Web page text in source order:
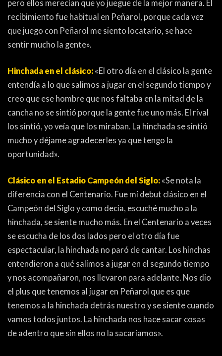
pero ellos merecían que yo juegue de la mejor manera. El
recibimiento fue habitual en Peñarol, porque cada vez
que juego con Peñarol me siento locatario, se hace
sentir mucho la gente».
Hinchada en el clásico: «El otro día en el clásico la gente
entendía a lo que salimos a jugar en el segundo tiempo y
creo que ese hombre que nos faltaba en la mitad de la
cancha no se sintió porque la gente fue uno más. El rival
los sintió, yo veía que los miraban. La hinchada se sintió
mucho y déjame agradecerles ya que tengo la
oportunidad».
Clásico en el Estadio Campeón del Siglo: «Se nota la
diferencia con el Centenario. Fue mi debut clásico en el
Campeón del Siglo y como decía, escuché mucho a la
hinchada, se siente mucho más. En el Centenario a veces
se escucha de los dos lados pero el otro día fue
espectacular, la hinchada no paró de cantar. Los hinchas
entendieron a qué salimos a jugar en el segundo tiempo
y nos acompañaron, nos llevaron para adelante. Nos dio
el plus que tenemos al jugar en Peñarol que es que
tenemos a la hinchada detrás nuestro y se siente cuando
vamos todos juntos. La hinchada nos hace sacar cosas
de adentro que sin ellos no la sacaríamos».